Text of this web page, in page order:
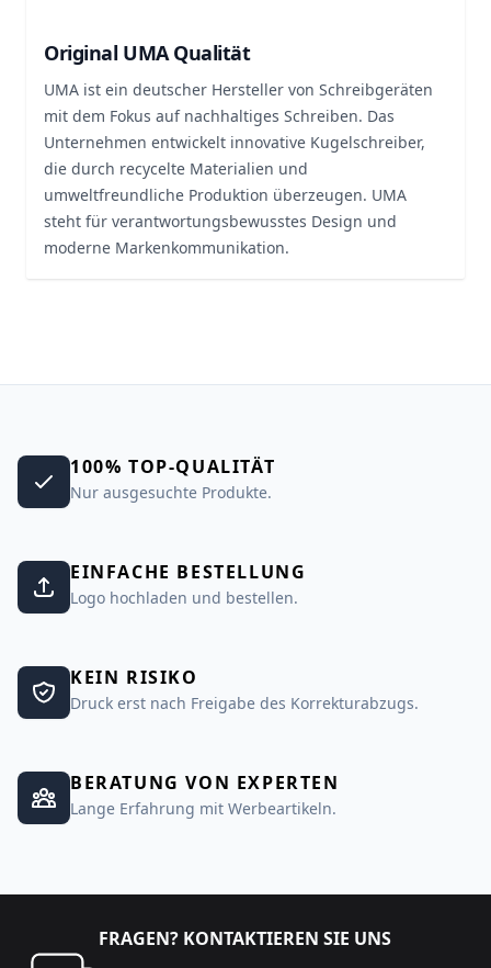
Original UMA Qualität
UMA ist ein deutscher Hersteller von Schreibgeräten
mit dem Fokus auf nachhaltiges Schreiben. Das
Unternehmen entwickelt innovative Kugelschreiber,
die durch recycelte Materialien und
umweltfreundliche Produktion überzeugen. UMA
steht für verantwortungsbewusstes Design und
moderne Markenkommunikation.
100% TOP-QUALITÄT
Nur ausgesuchte Produkte.
EINFACHE BESTELLUNG
Logo hochladen und bestellen.
KEIN RISIKO
Druck erst nach Freigabe des Korrekturabzugs.
BERATUNG VON EXPERTEN
Lange Erfahrung mit Werbeartikeln.
FRAGEN? KONTAKTIEREN SIE UNS